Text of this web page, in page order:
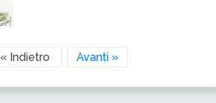
« Indietro Avanti »